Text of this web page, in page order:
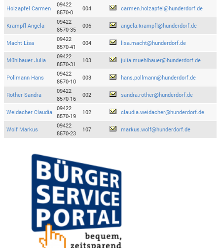
Holzapfel Carmen
09422
8570-0
004 carmen.holzapfel@hunderdorf.de
Krampfl Angela
09422
8570-35
006 angela.krampfl@hunderdorf.de
Macht Lisa
09422
8570-41
004 lisa.macht@hunderdorf.de
Mühlbauer Julia
09422
8570-31
103 julia.muehlbauer@hunderdorf.de
Pollmann Hans
09422
8570-10
003 hans.pollmann@hunderdorf.de
Rother Sandra
09422
8570-16
002 sandra.rother@hunderdorf.de
Weidacher Claudia
09422
8570-19
102 claudia.weidacher@hunderdorf.de
Wolf Markus
09422
8570-23
107 markus.wolf@hunderdorf.de